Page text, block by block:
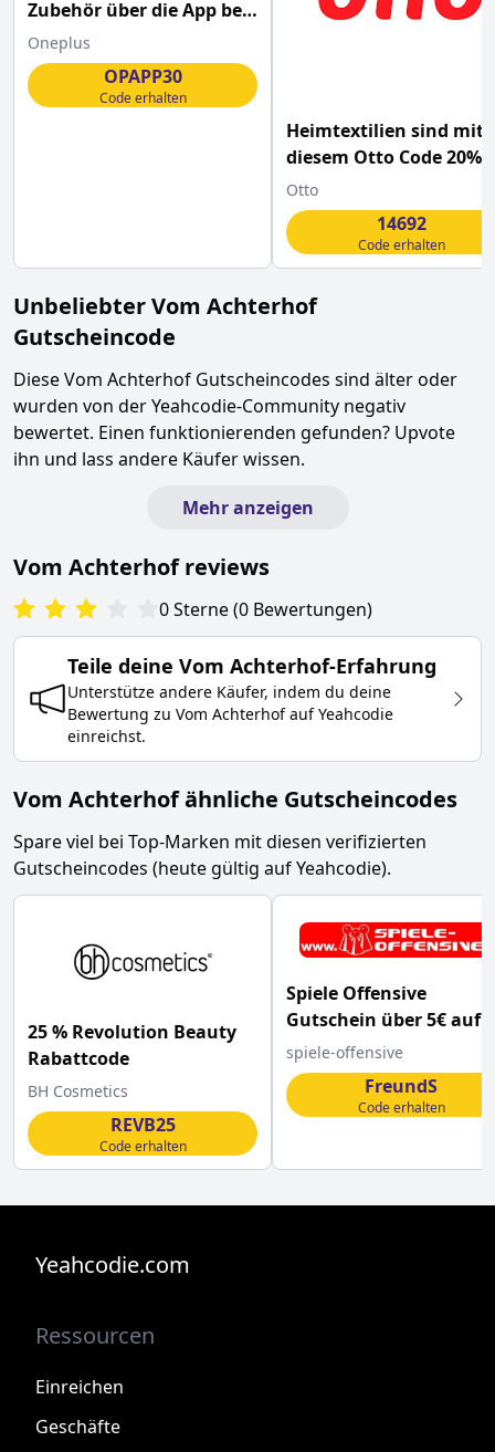
Zubehör über die App bei
OnePlus
Oneplus
OPAPP30
Code erhalten
Heimtextilien sind mit
diesem Otto Code 20%
günstiger
Otto
14692
Code erhalten
UnbeliebterVom Achterhof
Gutscheincode
DieseVom Achterhof Gutscheincodes sind älter oder
wurden von der Yeahcodie-Community negativ
bewertet. Einen funktionierenden gefunden? Upvote
ihn und lass andere Käufer wissen.
Mehr anzeigen
Vom Achterhofreviews
0Sterne(0 Bewertungen)
Teile deine Vom Achterhof-Erfahrung
Unterstütze andere Käufer, indem du deine
Bewertung zu Vom Achterhofauf Yeahcodie
einreichst.
Vom Achterhof ähnliche Gutscheincodes
Spare viel bei Top-Marken mit diesen verifizierten
Gutscheincodes (heute gültig auf Yeahcodie).
25 % Revolution Beauty
Rabattcode
BH Cosmetics
REVB25
Code erhalten
Spiele Offensive
Gutschein über 5€ auf
alles
spiele-offensive
FreundS
Code erhalten
Yeahcodie.com
Ressourcen
Einreichen
Geschäfte